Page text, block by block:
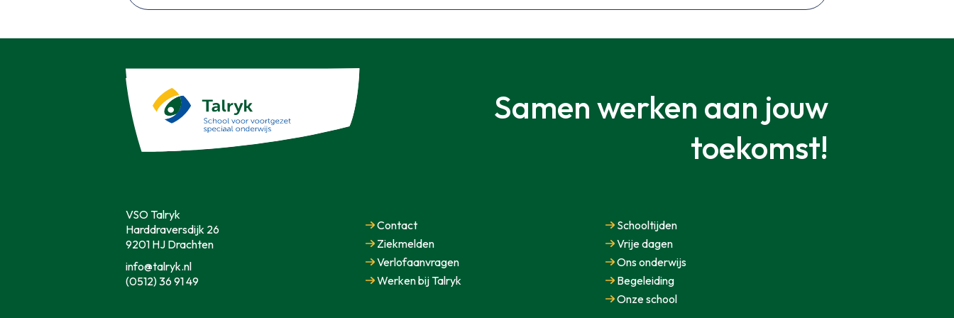
Samen werken aan jouw
toekomst!
VSO Talryk
Harddraversdijk 26
9201 HJ Drachten
info@talryk.nl
(0512) 36 91 49
Contact
Ziekmelden
Verlofaanvragen
Werken bij Talryk
Schooltijden
Vrije dagen
Ons onderwijs
Begeleiding
Onze school